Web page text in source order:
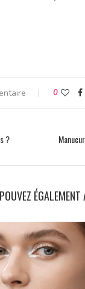
0
?
ÉGALEMENT